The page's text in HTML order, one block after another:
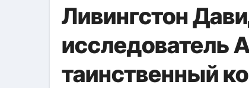
Ливингстон
исследователь
таинственный